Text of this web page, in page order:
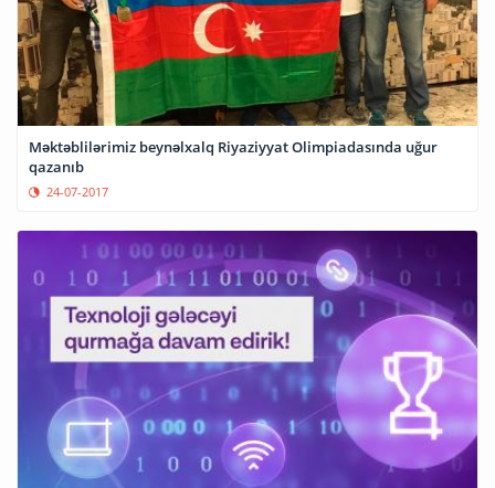
Məktəblilərimiz beynəlxalq Riyaziyyat Olimpiadasında uğur
qazanıb
24-07-2017